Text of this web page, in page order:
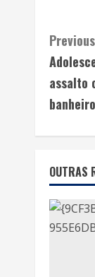
C
o
n
t
i
n
u
assalto
OUTRAS